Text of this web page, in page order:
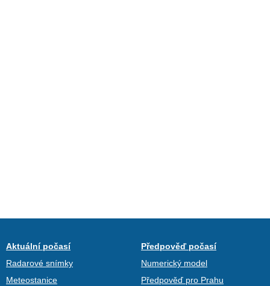
Aktuální počasí
Radarové snímky
Meteostanice
Předpověď počasí
Numerický model
Předpověď pro Prahu